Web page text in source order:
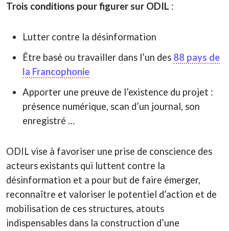
Trois conditions pour figurer sur ODIL :
Lutter contre la désinformation
Être basé ou travailler dans l’un des 88 pays de
la Francophonie
Apporter une preuve de l’existence du projet :
présence numérique, scan d’un journal, son
enregistré …
ODIL vise à favoriser une prise de conscience des
acteurs existants qui luttent contre la
désinformation et a pour but de faire émerger,
reconnaître et valoriser le potentiel d’action et de
mobilisation de ces structures, atouts
indispensables dans la construction d’une